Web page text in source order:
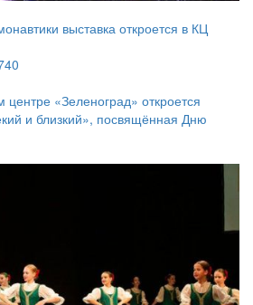
выставка откроется в КЦ
центре «Зеленоград» откроется
и близкий», посвящённая Дню